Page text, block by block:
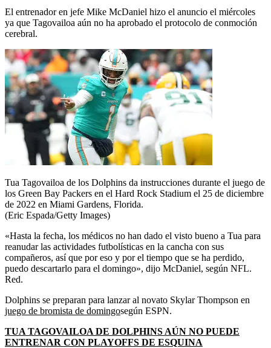
El entrenador en jefe Mike McDaniel hizo el anuncio el miércoles
ya que Tagovailoa aún no ha aprobado el protocolo de conmoción
cerebral.
Tua Tagovailoa de los Dolphins da instrucciones durante el juego de
los Green Bay Packers en el Hard Rock Stadium el 25 de diciembre
de 2022 en Miami Gardens, Florida.
(Eric Espada/Getty Images)
«Hasta la fecha, los médicos no han dado el visto bueno a Tua para
reanudar las actividades futbolísticas en la cancha con sus
compañeros, así que por eso y por el tiempo que se ha perdido,
puedo descartarlo para el domingo», dijo McDaniel, según NFL.
Red.
Dolphins se preparan para lanzar al novato Skylar Thompson en
juego de bromista de domingosegún ESPN.
TUA TAGOVAILOA DE DOLPHINS AÚN NO PUEDE
ENTRENAR CON PLAYOFFS DE ESQUINA